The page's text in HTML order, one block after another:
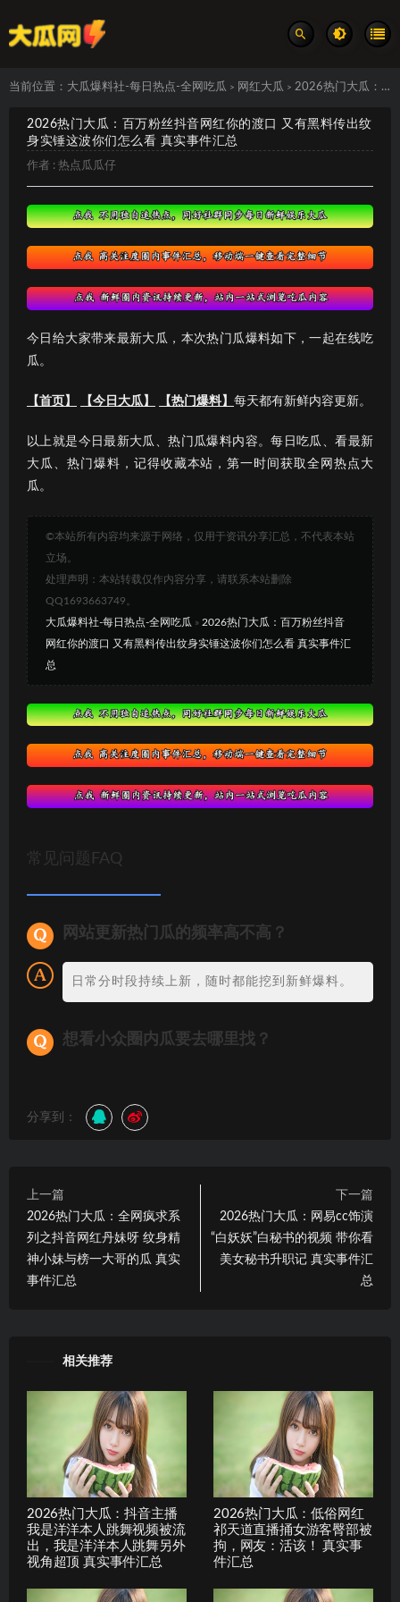
当前位置： 大瓜爆料社-每日热点-全网吃瓜 > 网红大瓜 > 2026热门大瓜：百万粉丝抖音网红你的渡口 又有黑料传出纹身实锤这波你们怎么看 真实事件汇总
2026热门大瓜：百万粉丝抖音网红你的渡口 又有黑料传出纹
身实锤这波你们怎么看 真实事件汇总
作者 : 热点瓜瓜仔
今日给大家带来最新大瓜，本次热门瓜爆料如下，一起在线吃
瓜。
【首页】 【今日大瓜】 【热门爆料】 每天都有新鲜内容更新。
以上就是今日最新大瓜、热门瓜爆料内容。每日吃瓜、看最新
大瓜、热门爆料，记得收藏本站，第一时间获取全网热点大
瓜。
©本站所有内容均来源于网络，仅用于资讯分享汇总，不代表本站
立场。
处理声明：本站转载仅作内容分享，请联系本站删除
QQ1693663749。
大瓜爆料社-每日热点-全网吃瓜 » 2026热门大瓜：百万粉丝抖音
网红你的渡口 又有黑料传出纹身实锤这波你们怎么看 真实事件汇
总
常见问题FAQ
网站更新热门瓜的频率高不高？
日常分时段持续上新，随时都能挖到新鲜爆料。
想看小众圈内瓜要去哪里找？
分享到：
上一篇
2026热门大瓜：全网疯求系
列之抖音网红丹妹呀 纹身精
神小妹与榜一大哥的瓜 真实
事件汇总
下一篇
2026热门大瓜：网易cc饰演
“白妖妖”白秘书的视频 带你看
美女秘书升职记 真实事件汇
总
相关推荐
2026热门大瓜：抖音主播
我是洋洋本人跳舞视频被流
出，我是洋洋本人跳舞另外
视角超顶 真实事件汇总
2026热门大瓜：低俗网红
祁天道直播捅女游客臀部被
拘，网友：活该！ 真实事
件汇总